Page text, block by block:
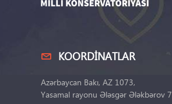
KOORDINATLAR
Azərbaycan Bakı, AZ 1073,
Yasamal rayonu Ələsgər Ələkbərov 7